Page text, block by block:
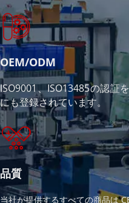
OEM/ODM
ISO9001、ISO13485の認証
にも登録されています。
品質
当社が提供するすべての商品は